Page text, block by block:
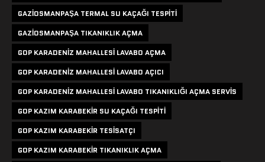
GAZIOSMANPAŞA TERMAL SU KAÇAĞI TESPITI
GAZIOSMANPAŞA TIKANIKLIK AÇMA
GOP KARADENIZ MAHALLESI LAVABO AÇMA
GOP KARADENIZ MAHALLESI LAVABO AÇICI
GOP KARADENIZ MAHALLESI LAVABO TIKANIKLIĞI AÇMA SERVIS
GOP KAZIM KARABEKIR SU KAÇAĞI TESPITI
GOP KAZIM KARABEKIR TESISATÇI
GOP KAZIM KARABEKIR TIKANIKLIK AÇMA